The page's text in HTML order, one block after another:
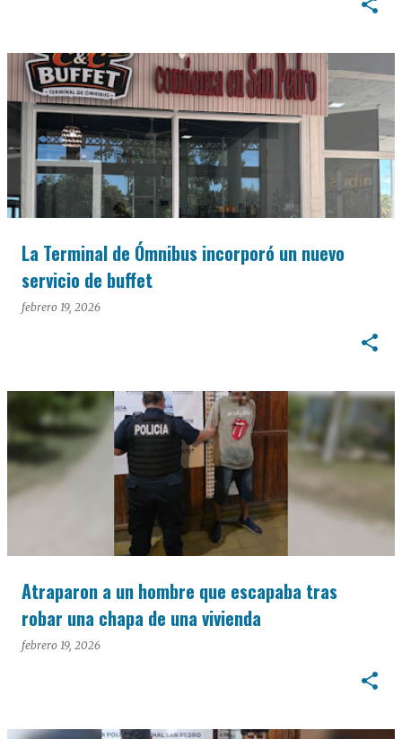
La Terminal de Ómnibus incorporó un nuevo
servicio de buffet
febrero 19, 2026
Atraparon a un hombre que escapaba tras
robar una chapa de una vivienda
febrero 19, 2026